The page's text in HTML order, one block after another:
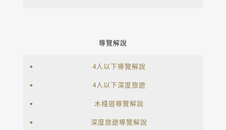
導覽解說
4人以下導覽解說
4人以下深度旅遊
木棧道導覽解說
深度旅遊導覽解說